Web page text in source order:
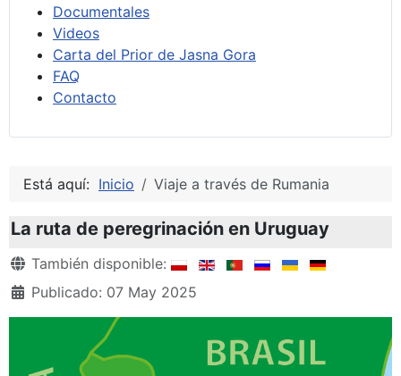
Documentales
Videos
Carta del Prior de Jasna Gora
FAQ
Contacto
Está aquí: Inicio Viaje a través de Rumania
La ruta de peregrinación en Uruguay
Detalles
También disponible:
Publicado: 07 May 2025